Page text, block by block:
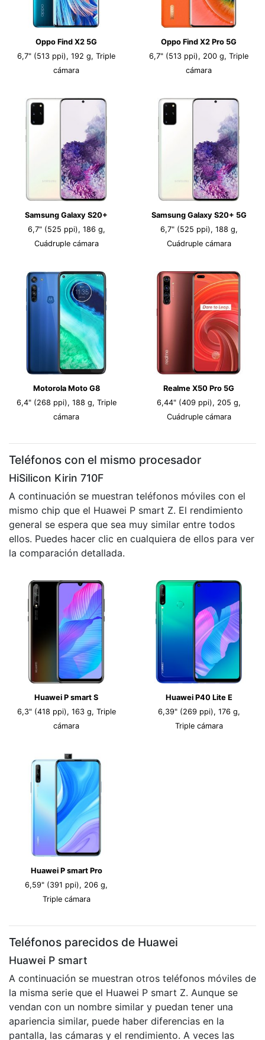
Oppo Find X2 5G
6,7" (513 ppi), 192 g, Triple
cámara
Oppo Find X2 Pro 5G
6,7" (513 ppi), 200 g, Triple
cámara
Samsung Galaxy S20+
6,7" (525 ppi), 186 g,
Cuádruple cámara
Samsung Galaxy S20+ 5G
6,7" (525 ppi), 188 g,
Cuádruple cámara
Motorola Moto G8
6,4" (268 ppi), 188 g, Triple
cámara
Realme X50 Pro 5G
6,44" (409 ppi), 205 g,
Cuádruple cámara
Teléfonos con el mismo procesador
HiSilicon Kirin 710F
A continuación se muestran teléfonos móviles con el
mismo chip que el Huawei P smart Z. El rendimiento
general se espera que sea muy similar entre todos
ellos. Puedes hacer clic en cualquiera de ellos para ver
la comparación detallada.
Huawei P smart S
6,3" (418 ppi), 163 g, Triple
cámara
Huawei P40 Lite E
6,39" (269 ppi), 176 g,
Triple cámara
Huawei P smart Pro
6,59" (391 ppi), 206 g,
Triple cámara
Teléfonos parecidos de Huawei
Huawei P smart
A continuación se muestran otros teléfonos móviles de
la misma serie que el Huawei P smart Z. Aunque se
vendan con un nombre similar y puedan tener una
apariencia similar, puede haber diferencias en la
pantalla, las cámaras y el rendimiento. A veces las